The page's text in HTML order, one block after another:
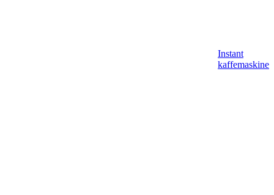
Instant
kaffemaskine